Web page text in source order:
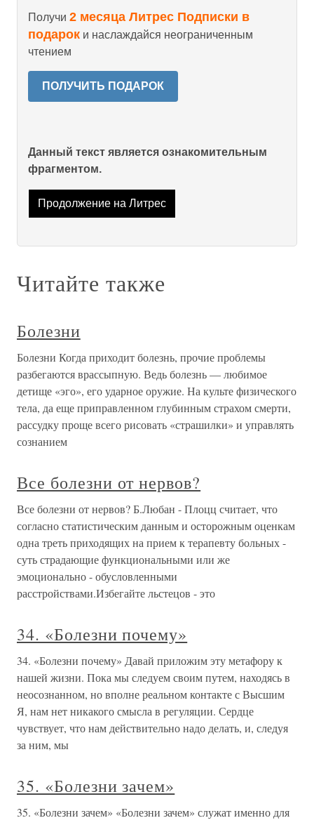
Получи 2 месяца Литрес Подписки в
подарок и наслаждайся неограниченным
чтением
ПОЛУЧИТЬ ПОДАРОК
Данный текст является ознакомительным
фрагментом.
Продолжение на Литрес
Читайте также
Болезни
Болезни Когда приходит болезнь, прочие проблемы
разбегаются врассыпную. Ведь болезнь — любимое
детище «эго», его ударное оружие. На культе физического
тела, да еще приправленном глубинным страхом смерти,
рассудку проще всего рисовать «страшилки» и управлять
сознанием
Все болезни от нервов?
Все болезни от нервов? Б.Любан - Плоцц считает, что
согласно статистическим данным и осторожным оценкам
одна треть приходящих на прием к терапевту больных -
суть страдающие функциональными или же
эмоционально - обусловленными
расстройствами.Избегайте льстецов - это
34. «Болезни почему»
34. «Болезни почему» Давай приложим эту метафору к
нашей жизни. Пока мы следуем своим путем, находясь в
неосознанном, но вполне реальном контакте с Высшим
Я, нам нет никакого смысла в регуляции. Сердце
чувствует, что нам действительно надо делать, и, следуя
за ним, мы
35. «Болезни зачем»
35. «Болезни зачем» «Болезни зачем» служат именно для